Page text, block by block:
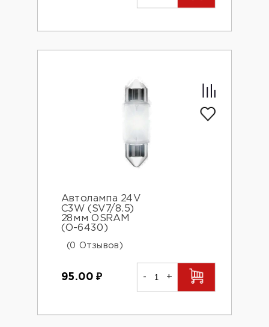
Автолампа 24V
С3W (SV7/8.5)
28мм OSRAM
(О-6430)
(0 Отзывов)
95.00 ₽ - +